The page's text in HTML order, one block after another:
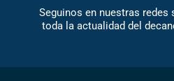
Seguinos en nuestras redes
toda la actualidad del